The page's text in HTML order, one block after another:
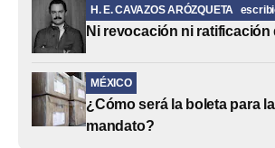
H. E. CAVAZOS ARÓZQUETA
Ni revocación ni ratificación
MÉXICO
¿Cómo será la boleta para
mandato?